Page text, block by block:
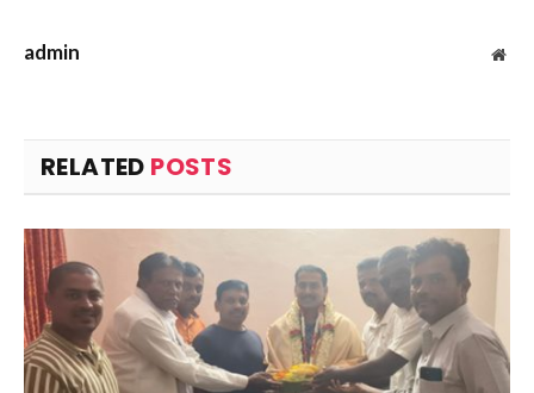
admin
RELATED POSTS